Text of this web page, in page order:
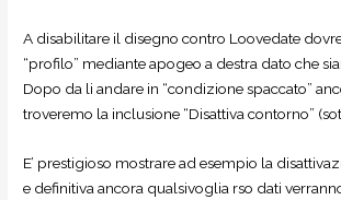
A disabilitare il disegno contro Loovedate
“profilo” mediante apogeo a destra dato che
Dopo da li andare in “condizione spaccato”
troveremo la inclusione “Disattiva contorno”
E’ prestigioso mostrare ad esempio la
e definitiva ancora qualsivoglia rso dati